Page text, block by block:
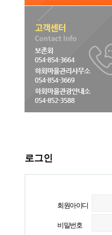
로그인
회원아이디
비밀번호